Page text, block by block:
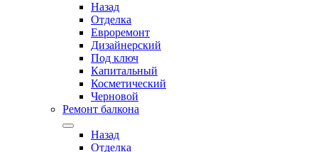
Назад
Отделка
Евроремонт
Дизайнерский
Под ключ
Капитальный
Косметический
Черновой
Ремонт балкона
Назад
Отделка